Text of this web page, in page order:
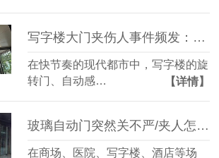
写字楼大门夹伤人事件频发：责任归谁？我们又该如何防范？
在快节奏的现代都市中，写字楼的旋
转门、自动感…
【详情】
玻璃自动门突然关不严/夹人怎么办？一文教你锁定核心故障源
在商场、医院、写字楼、酒店等场